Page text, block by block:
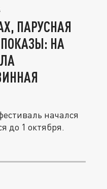
ПАРУСНАЯ
НА
начался
до 1 октября.